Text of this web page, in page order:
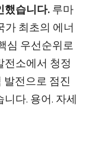
했습니다.루마
가 최초의 에너
심 우선순위로
소에서 청정
전으로 점진
다. 용어. 자세